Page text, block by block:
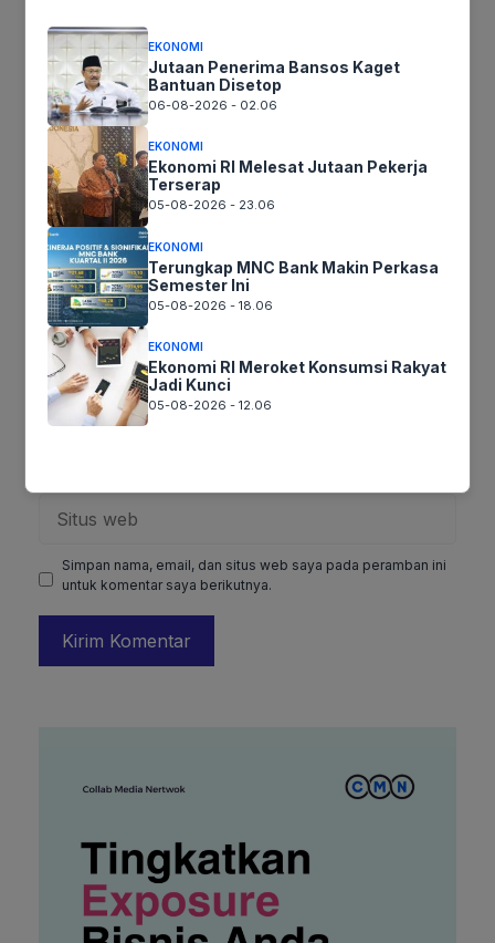
Tinggalkan komentar
Komentar
Nama
Simpan nama, email, dan situs web saya pada peramban ini
untuk komentar saya berikutnya.
EKONOMI
Jutaan Penerima Bansos Kaget
Bantuan Disetop
06-08-2026 - 02.06
EKONOMI
Ekonomi RI Melesat Jutaan Pekerja
Terserap
05-08-2026 - 23.06
EKONOMI
Terungkap MNC Bank Makin Perkasa
Semester Ini
05-08-2026 - 18.06
EKONOMI
Ekonomi RI Meroket Konsumsi Rakyat
Jadi Kunci
05-08-2026 - 12.06